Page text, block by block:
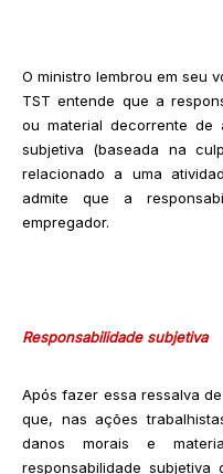
O ministro lembrou em seu
TST entende que a
ou material decorrente
subjetiva (baseada na
relacionado a uma
admite que a
empregador.
Responsabilidade subjetiva
Após fazer essa ressalva
que, nas ações
danos morais e
responsabilidade